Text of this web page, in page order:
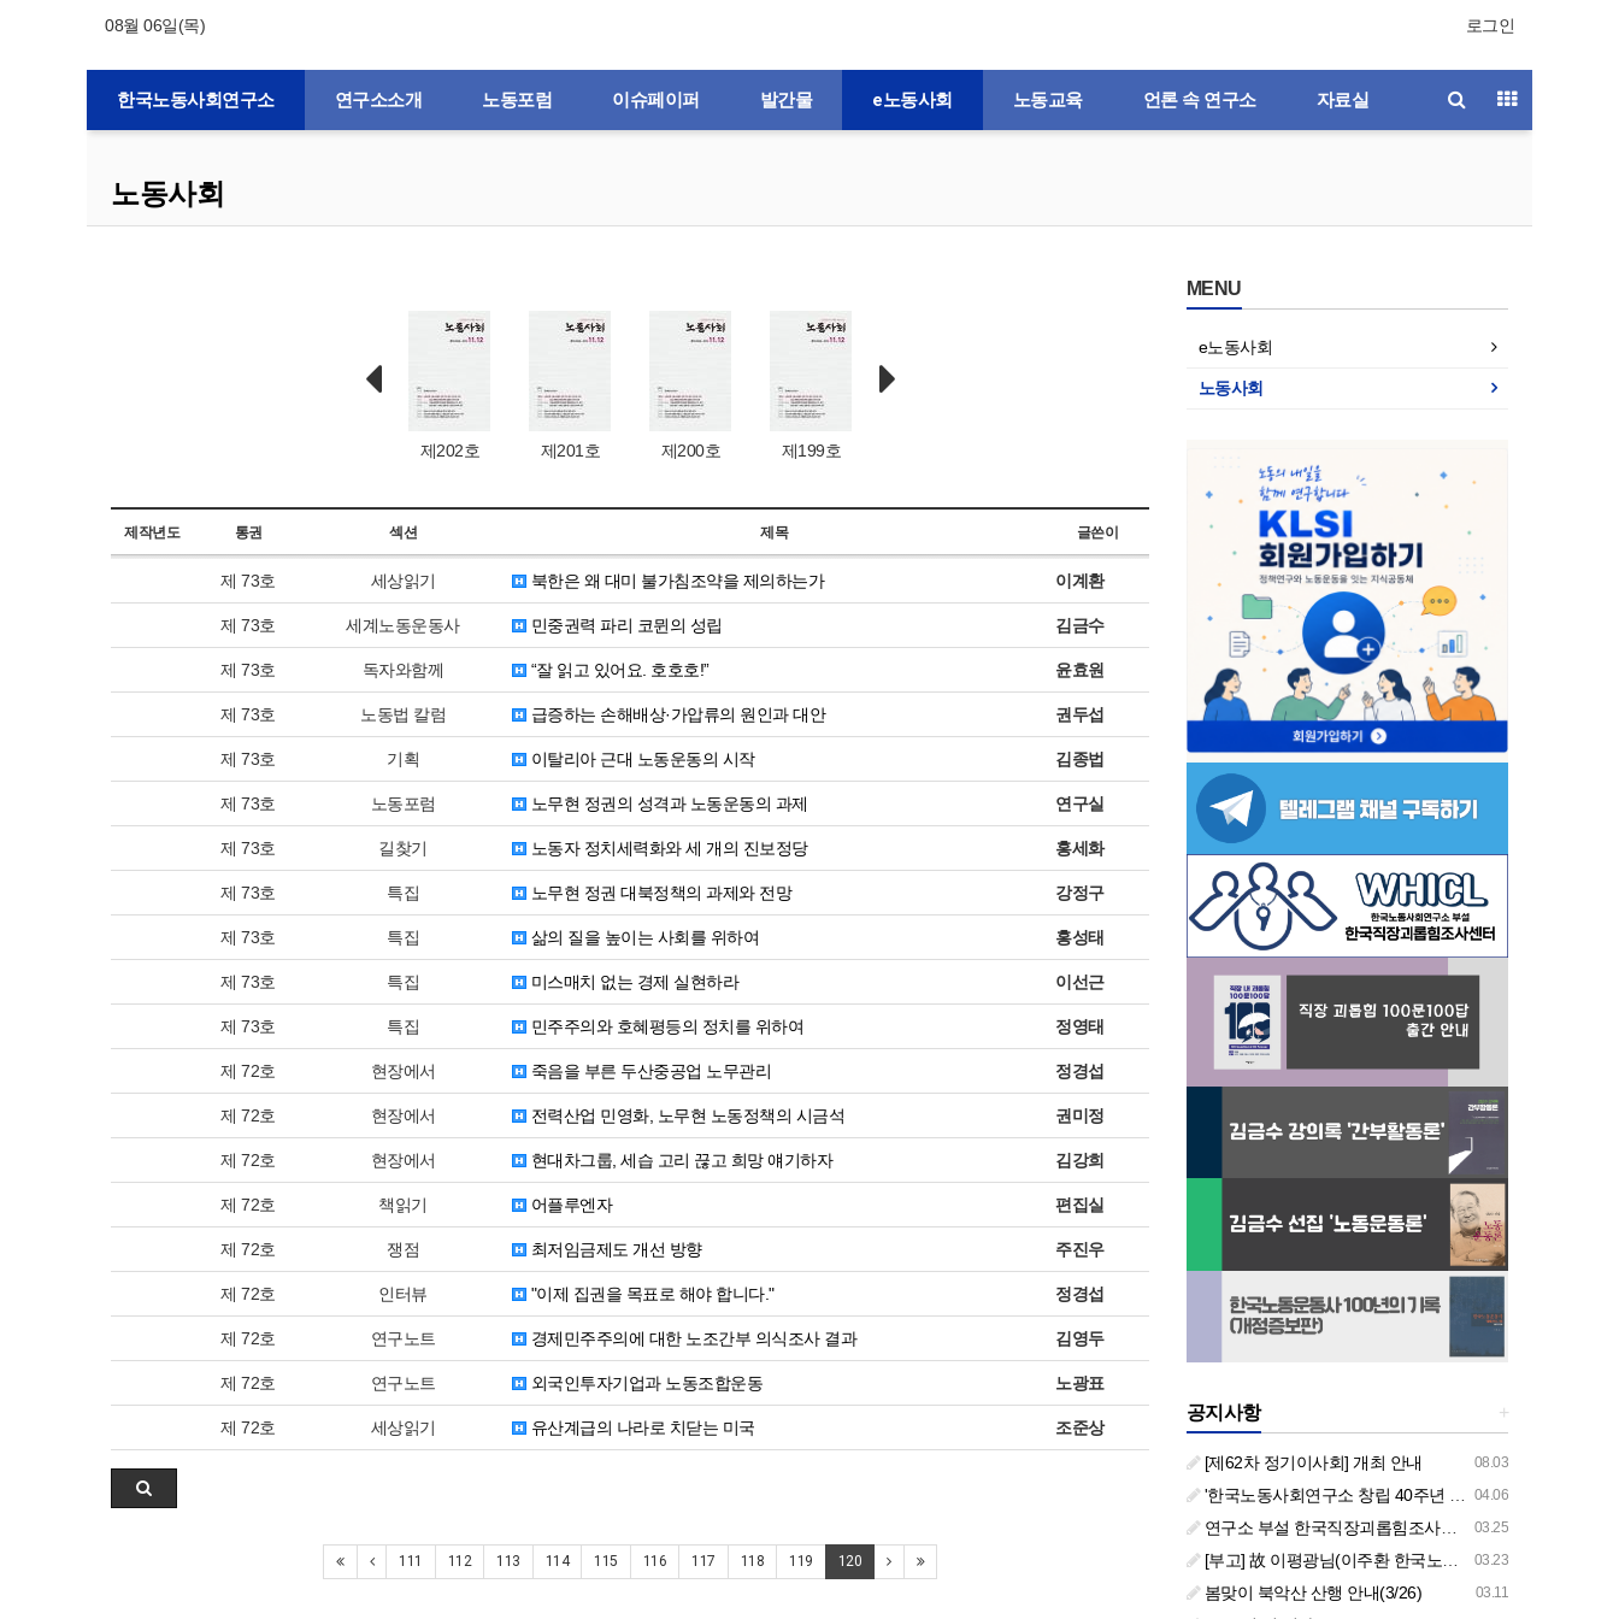
08월 06일(목) 로그인
한국노동사회연구소 연구소소개 노동포럼 이슈페이퍼 발간물 e노동사회 노동교육 언론 속 연구소 자료실
노동사회
제202호 제201호 제200호 제199호
제작년도 통권 섹션 제목 글쓴이
제 73호 세상읽기 북한은 왜 대미 불가침조약을 제의하는가 이계환
제 73호 세계노동운동사 민중권력 파리 코뮌의 성립 김금수
제 73호 독자와함께 “잘 읽고 있어요. 호호호!” 윤효원
제 73호 노동법 칼럼 급증하는 손해배상·가압류의 원인과 대안 권두섭
제 73호 기획 이탈리아 근대 노동운동의 시작 김종법
제 73호 노동포럼 노무현 정권의 성격과 노동운동의 과제 연구실
제 73호 길찾기 노동자 정치세력화와 세 개의 진보정당 홍세화
제 73호 특집 노무현 정권 대북정책의 과제와 전망 강정구
제 73호 특집 삶의 질을 높이는 사회를 위하여 홍성태
제 73호 특집 미스매치 없는 경제 실현하라 이선근
제 73호 특집 민주주의와 호혜평등의 정치를 위하여 정영태
제 72호 현장에서 죽음을 부른 두산중공업 노무관리 정경섭
제 72호 현장에서 전력산업 민영화, 노무현 노동정책의 시금석 권미정
제 72호 현장에서 현대차그룹, 세습 고리 끊고 희망 얘기하자 김강희
제 72호 책읽기 어플루엔자 편집실
제 72호 쟁점 최저임금제도 개선 방향 주진우
제 72호 인터뷰 "이제 집권을 목표로 해야 합니다." 정경섭
제 72호 연구노트 경제민주주의에 대한 노조간부 의식조사 결과 김영두
제 72호 연구노트 외국인투자기업과 노동조합운동 노광표
제 72호 세상읽기 유산계급의 나라로 치닫는 미국 조준상
111 112 113 114 115 116 117 118 119 120
MENU
e노동사회
노동사회
+
공지사항
08.03
[제62차 정기이사회] 개최 안내
04.06
'한국노동사회연구소 창립 40주년 기념 행사 안내'
03.25
연구소 부설 한국직장괴롭힘조사센터 '2026년도 주요 사업 안내' (교육/컨설팅)
03.23
[부고] 故 이평광님(이주환 한국노동사회연구소 부소장 부친상)
03.11
봄맞이 북악산 산행 안내(3/26)